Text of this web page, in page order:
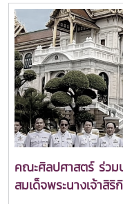
Mention:
UniversityandMiss
UniversityMay this
continue using your
and contribute to
every success in
ออกกำลังกายและการดู
ภายในกิจกรรม ผู้เข้าร่
และดัชนีมวลกาย (BMI)
อาจารย์ผู้เชี่ยวชาญด้าน
กาย อีกทั้งยังได้รับคำแ
กำลังกายและการวางแ
บุคคล เพื่อให้สามารถน
และพัฒนาคุณภาพชีวิตไ
สะท้อนถึงความมุ่งมั่นข
การส่งเสริมการเรียนรู้เ
ผู้เข้าร่วม ผ่านองค์ควา
กำลังกายที่สามารถนำไป
คณะศิลปศาสตร์ ร่ว
สมเด็จพระนางเจ้าสิ